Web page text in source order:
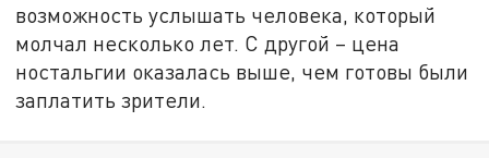
возможность услышать человека, который
молчал несколько лет. С другой – цена
ностальгии оказалась выше, чем готовы были
заплатить зрители.